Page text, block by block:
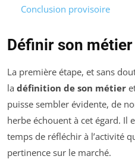
Conclusion provisoire
Définir son
La première étape, et sans
la définition de son métier
puisse sembler évidente, de
herbe échouent à cet égard. Il
temps de réfléchir à l’activité
pertinence sur le marché.